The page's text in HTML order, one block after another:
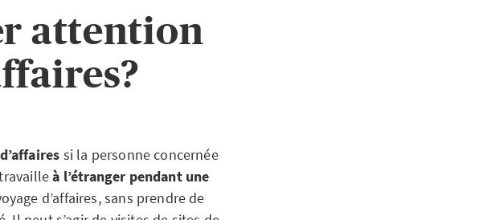
attention
si la personne concernée
travailleà l’étranger pendant une
d’affaires, sans prendre de